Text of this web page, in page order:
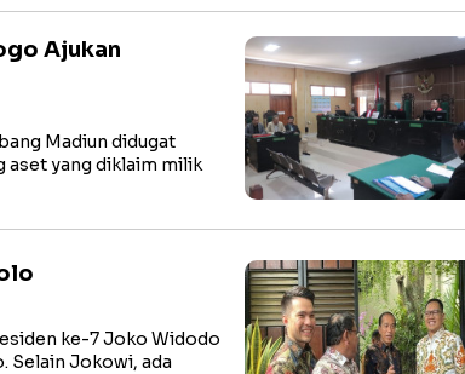
Ajukan
Madiun didugat
yang diklaim milik
ke-7 Joko Widodo
Selain Jokowi, ada